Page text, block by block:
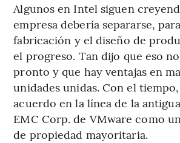
Algunos en Intel siguen
empresa debería separarse,
fabricación y el diseño de
el progreso. Tan dijo que eso
pronto y que hay ventajas en
unidades unidas. Con el
acuerdo en la línea de la
EMC Corp. de VMware como
de propiedad mayoritaria.